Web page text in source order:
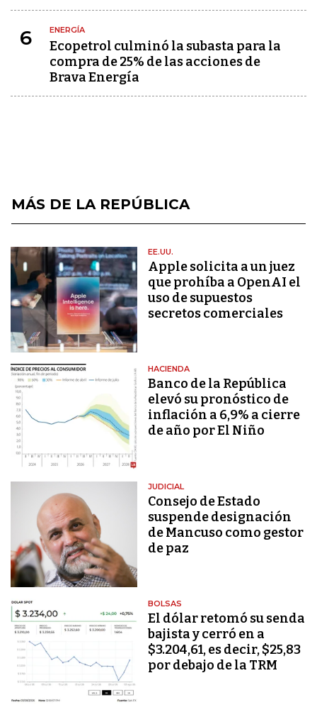
6 ENERGÍA
Ecopetrol culminó la subasta para la
compra de 25% de las acciones de
Brava Energía
MÁS DE LA REPÚBLICA
EE.UU.
Apple solicita a un juez
que prohíba a OpenAI el
uso de supuestos
secretos comerciales
HACIENDA
Banco de la República
elevó su pronóstico de
inflación a 6,9% a cierre
de año por El Niño
JUDICIAL
Consejo de Estado
suspende designación
de Mancuso como gestor
de paz
BOLSAS
El dólar retomó su senda
bajista y cerró en a
$3.204,61, es decir, $25,83
por debajo de la TRM